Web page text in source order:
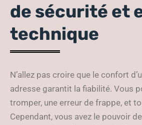
de sécurité et
technique
N’allez pas croire que le confort
adresse garantit la fiabilité. Vous
tromper, une erreur de frappe, et
Cependant, vous avez le pouvoir